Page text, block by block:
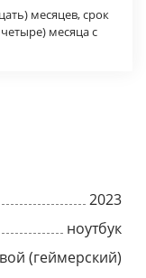
месяцев, срок
месяца с
2023
ноутбук
(геймерский)